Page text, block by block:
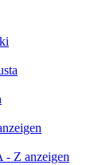
- Z anzeigen